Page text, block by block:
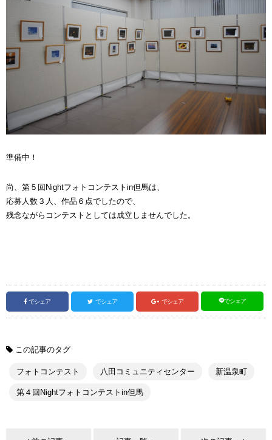
準備中！
尚、第５回Nightフォトコンテストin但馬は、
応募人数３人、作品６点でしたので、
残念ながらコンテストとしては成立しませんでした。
でシェア でシェア でシェア でシェア
この記事のタグ
フォトコンテスト 八田コミュニティセンター 新温泉町
第４回Nightフォトコンテストin但馬